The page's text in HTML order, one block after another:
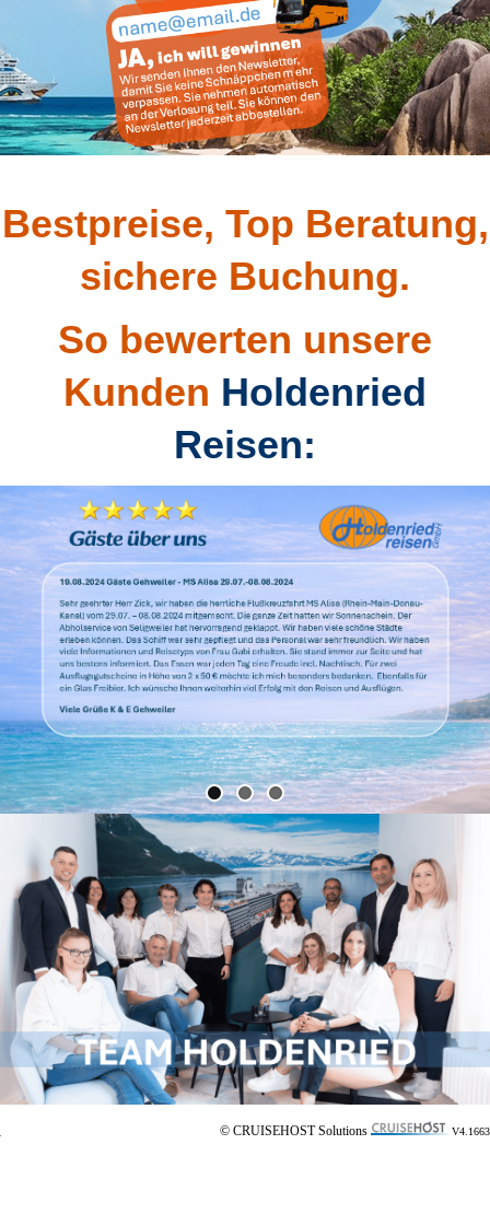
Bestpreise, Top Beratung,
sichere Buchung.
So bewerten unsere
Kunden Holdenried
Reisen:
© CRUISEHOST Solutions V4.1663